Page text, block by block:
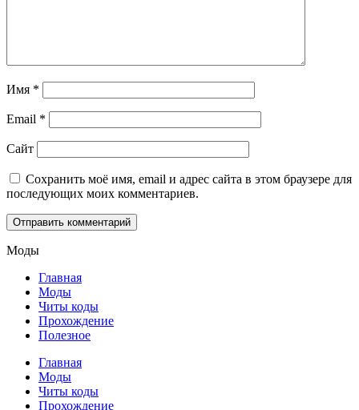
Имя *
Email *
Сайт
Сохранить моё имя, email и адрес сайта в этом браузере для
последующих моих комментариев.
Моды
Главная
Моды
Читы коды
Прохождение
Полезное
Главная
Моды
Читы коды
Прохождение